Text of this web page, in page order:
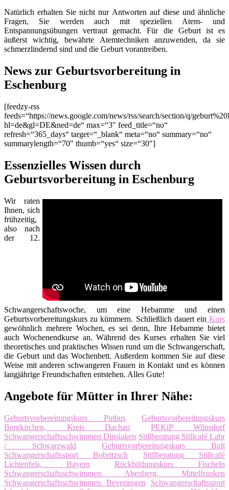
Natürlich erhalten Sie nicht nur Antworten auf diese und ähnliche
Fragen, Sie werden auch mit speziellen Atem- und
Entspannungsübungen vertraut gemacht. Für die Geburt ist es
äußerst wichtig, bewährte Atemtechniken anzuwenden, da sie
schmerzlindernd sind und die Geburt vorantreiben.
News zur Geburtsvorbereitung in
Eschenburg
[feedzy-rss
feeds=“https://news.google.com/news/rss/search/section/q/
hl=de&gl=DE&ned=de“ max=“3″ feed_title=“no“
refresh=“365_days“ target=“_blank“ meta=“no“ summary=“no“
summarylength=“70″ thumb=“yes“ size=“30″]
Essenzielles Wissen durch
Geburtsvorbereitung in Eschenburg
Wir raten
Ihnen, sich
frühzeitig,
also nach
der 12.
Schwangerschaftswoche, um eine Hebamme und einen
Geburtsvorbereitungskurs zu kümmern. Schließlich dauert ein Kurs
gewöhnlich mehrere Wochen, es sei denn, Ihre Hebamme bietet
auch Wochenendkurse an. Während des Kurses erhalten Sie viel
theoretisches und praktisches Wissen rund um die Schwangerschaft,
die Geburt und das Wochenbett. Außerdem kommen Sie auf diese
Weise mit anderen schwangeren Frauen in Kontakt und es können
langjährige Freundschaften entstehen. Alles Gute!
Angebote für Mütter in Ihrer Nähe:
Geburtsvorbereitungskurs Putbus
Geburtsvorbereitungskurs
Bergkirchen, Kreis Dachau
PEKiP Wilnsdorf
Schwangerschaftsschwimmen Dinslaken Stillberatung Stillcafé Lahr
/ Schwarzwald
Geburtsvorbereitungskurs Bult
Schwangerschaftssport Bobritzsch
Stillberatung Stillcafé
Lichtenfels, Bayern
Rückbildungskurs Fischeln
Schwangerschaftsschwimmen Abenberg, Mittelfranken
Schwangerschaftsschwimmen Beverungen
Schwangerschaftssport